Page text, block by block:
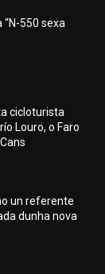
“N-550 sexa
cicloturista
Louro, o Faro
un referente
dunha nova